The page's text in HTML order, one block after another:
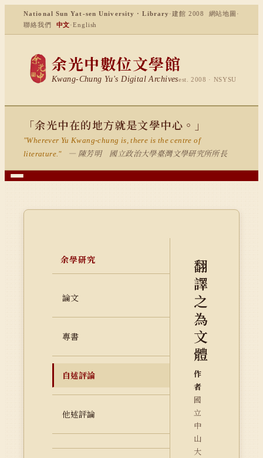
National Sun Yat-sen University · Library ·建館 2008 網站地圖 ·
聯絡我們
中文·English
余光中數位文學館
Kwang-Chung Yu's Digital Archivesest. 2008 · NSYSU
「余光中在的地方就是文學中心。」
"Wherever Yu Kwang-chung is, there is the centre of
literature."
— 陳芳明 國立政治大學臺灣文學研究所所長
余學研究
論文
專書
自述評論
他述評論
翻
譯
之
為
文
體
作
者
國
立
中
山
大